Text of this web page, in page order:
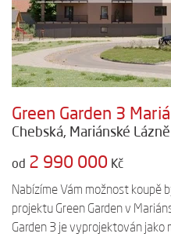
Green Garden 3
Chebská, Mariánské Lázně
od 2 990 000 Kč
Nabízíme Vám možnost koupě
projektu Green Garden v
Garden 3 je vyprojektován